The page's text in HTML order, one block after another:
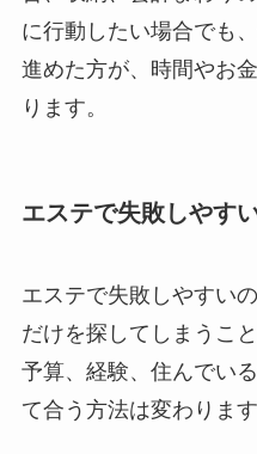
に行動したい場合でも
進めた方が、時間やお
ります。
エステで失敗しやす
エステで失敗しやすい
だけを探してしまうこ
予算、経験、住んでい
て合う方法は変わります